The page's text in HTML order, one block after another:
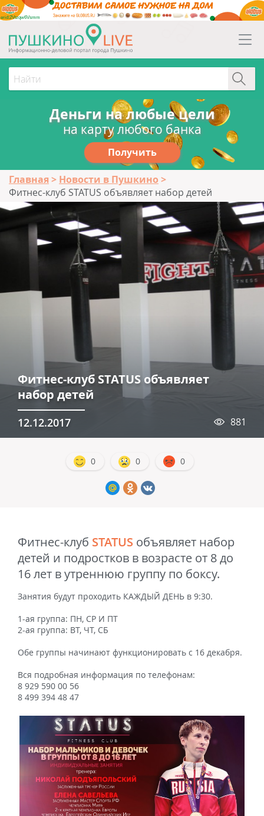
erid:2Vtzqw6Vsmm
Деньги на любые цели
на карту любого банка
Получить
Главная
Новости в Пушкино
Фитнес-клуб STATUS объявляет набор детей
Фитнес-клуб STATUS объявляет
набор детей
12.12.2017 881
0 0 0
Фитнес-клуб STATUS объявляет набор
детей и подростков в возрасте от 8 до
16 лет в утреннюю группу по боксу.
Занятия будут проходить КАЖДЫЙ ДЕНЬ в 9:30.
1-ая группа: ПН, СР И ПТ
2-ая группа: ВТ, ЧТ, СБ
Обе группы начинают функционировать с 16 декабря.
Вся подробная информация по телефонам:
8 929 590 00 56
8 499 394 48 47